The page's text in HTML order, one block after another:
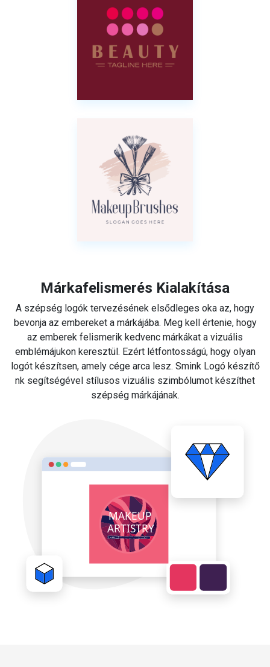
Márkafelismerés Kialakítása
A szépség logók tervezésének elsődleges oka az, hogy
bevonja az embereket a márkájába. Meg kell értenie, hogy
az emberek felismerik kedvenc márkákat a vizuális
emblémájukon keresztül. Ezért létfontosságú, hogy olyan
logót készítsen, amely cége arca lesz. Smink Logó készítő
nk segítségével stílusos vizuális szimbólumot készíthet
szépség márkájának.